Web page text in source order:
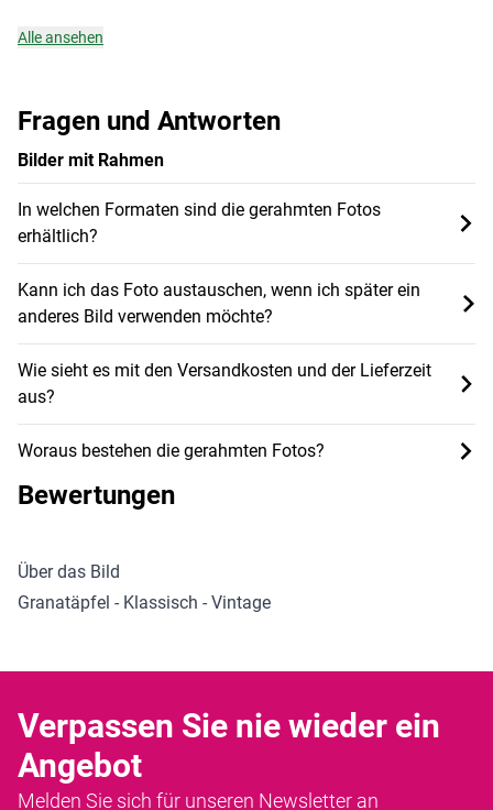
Fragen und Antworten
Bilder mit Rahmen
In welchen Formaten sind die gerahmten Fotos
erhältlich?
Kann ich das Foto austauschen, wenn ich später ein
anderes Bild verwenden möchte?
Wie sieht es mit den Versandkosten und der Lieferzeit
aus?
Woraus bestehen die gerahmten Fotos?
Alle ansehen
Bewertungen
Über das Bild
Granatäpfel - Klassisch - Vintage
Verpassen Sie nie wieder ein
Angebot
Melden Sie sich für unseren Newsletter an